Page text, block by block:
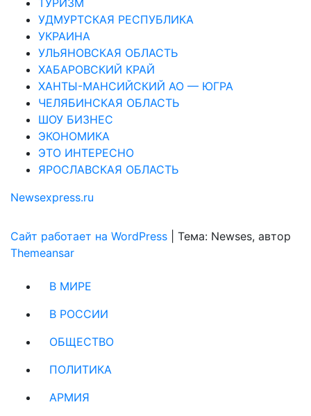
УДМУРТСКАЯ РЕСПУБЛИКА
УКРАИНА
УЛЬЯНОВСКАЯ ОБЛАСТЬ
ХАБАРОВСКИЙ КРАЙ
ХАНТЫ-МАНСИЙСКИЙ АО — ЮГРА
ЧЕЛЯБИНСКАЯ ОБЛАСТЬ
ШОУ БИЗНЕС
ЭКОНОМИКА
ЭТО ИНТЕРЕСНО
ЯРОСЛАВСКАЯ ОБЛАСТЬ
Newsexpress.ru
Сайт работает на WordPress
Тема: Newses, автор
Themeansar
В МИРЕ
В РОССИИ
ОБЩЕСТВО
ПОЛИТИКА
АРМИЯ